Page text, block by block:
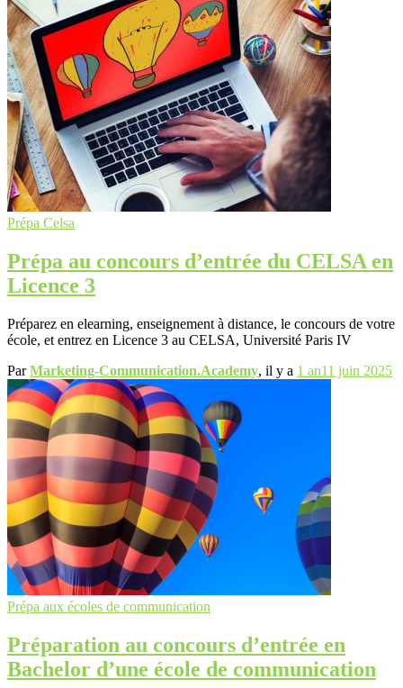
Prépa Celsa
Prépa au concours d’entrée du CELSA en
Licence 3
Préparez en elearning, enseignement à distance, le concours de votre
école, et entrez en Licence 3 au CELSA, Université Paris IV
ParMarketing-Communication.Academy, il y a 1 an11 juin 2025
Prépa aux écoles de communication
Préparation au concours d’entrée en
Bachelor d’une école de communication